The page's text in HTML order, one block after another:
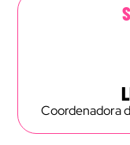
Coordenadora